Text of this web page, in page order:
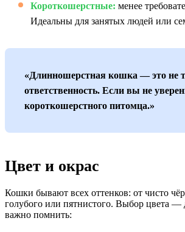
Короткошерстные: менее
Идеальны для занятых людей или
«Длинношерстная кошка — это не
ответственность. Если вы не
короткошерстного питомца.»
Цвет и окрас
Кошки бывают всех оттенков: от чисто
голубого или пятнистого. Выбор цвета —
важно помнить: